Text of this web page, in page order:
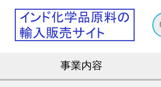
事業内容